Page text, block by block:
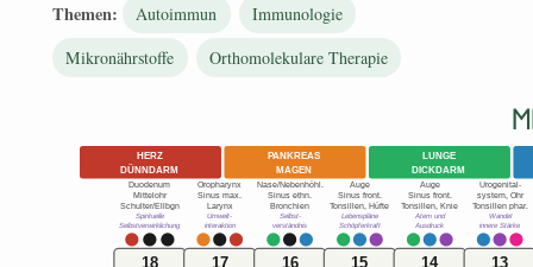
Themen: Autoimmun
Immunologie
Mikronährstoffe
Orthomolekulare Therapie
HERZ
DÜNNDARM
PANKREAS
MAGEN
LUNGE
DICKDARM
Duodenum
Mittelohr
Schulter/Ellbgn
Oropharynx
Sinus max.
Larynx
Nase/Nebenhöhl.
Sinus ethn.
Bronchien
Auge
Sinus front.
Tonsillen, Hüfte
Auge
Sinus front.
Tonsillen, Knie
Urogenital-
system, Ohr
Tonsillen phar.
Spirituelle
Selbstverwirklichung
Umwelt-
interaktion
Selbst-
verständnis
Lebenspläne
Schöpferkraft
Atem und
Ausdruck
Wandel
innere Stärke
18 17 16 15 14 13